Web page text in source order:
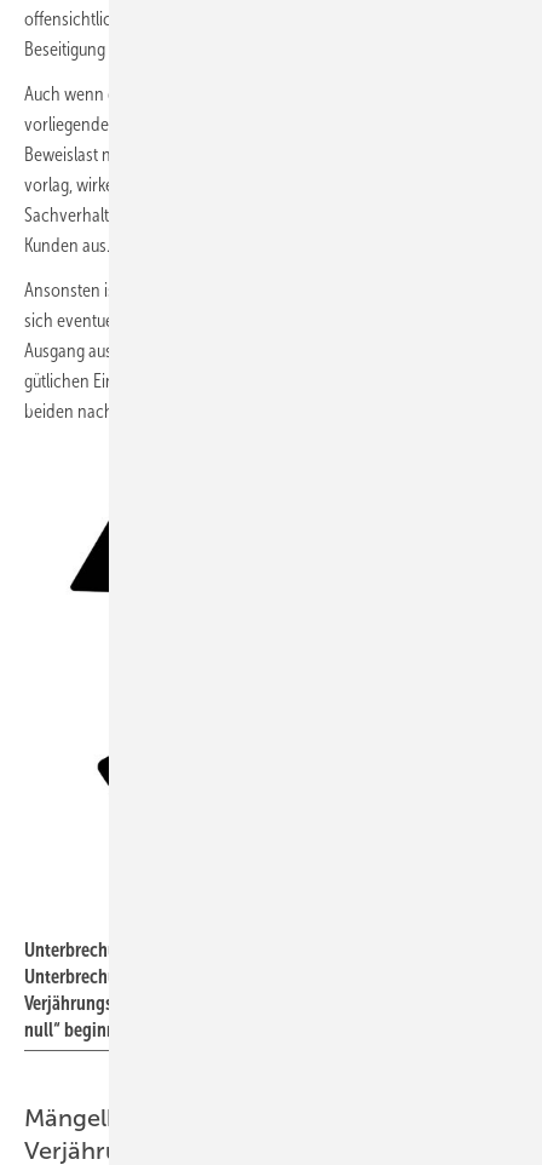
offensichtlichen Betreiberrisiken usw.) „auf der Hand liegt“, die
Beseitigung von Mängeln verweigert werden sollte.
Auch wenn der Kunde bei Auftreten eines Mangels und bei
vorliegender Abnahme offensichtlich seiner Darlegungs- und
Beweislast nicht genügen kann, dass der Mangel bereits bei Abnahme
vorlag, wirken sich nicht weitergehend aufklärbare
Sachverhaltszusammenhänge bei Mängelursachen oft zulasten des
Kunden aus.
Ansonsten ist eine gütliche Einigung in der Praxis oft sinnvoller, als
sich eventuell einem jahrelangen Rechtsstreit mit ungewissem
Ausgang auszusetzen. Wie der Handwerker sich bei einer derartigen
gütlichen Einigung effektiv und sinnvoll absichert, erfahren Sie in den
beiden nachfolgenden Textabschnitten.
Unterbrechung der Verjährung bedeutet, dass mit der
Unterbrechung die vereinbarte oder gesetzlich geltende
Verjährungsfrist nochmals für die nachgebesserte Leistung „bei
null“ beginnt.
Mängelbeseitigung bei „laufender“
Verjährung nur auf Kulanz